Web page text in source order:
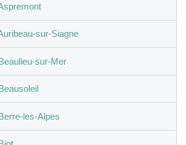
sur-Siagne
sur-Mer
les-Alpes